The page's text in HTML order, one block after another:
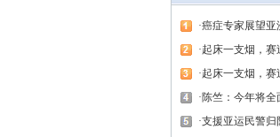
癌症专家展望亚
起床一支烟，赛
起床一支烟，赛
陈竺：今年将全面推行
支援亚运民警归